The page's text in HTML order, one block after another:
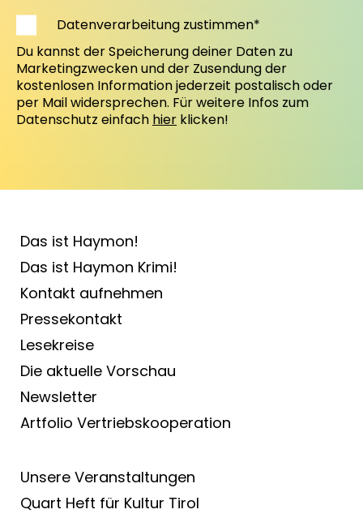
Datenverarbeitung zustimmen*
Du kannst der Speicherung deiner Daten zu
Marketingzwecken und der Zusendung der
kostenlosen Information jederzeit postalisch oder
per Mail widersprechen. Für weitere Infos zum
Datenschutz einfach hier klicken!
Das ist Haymon!
Das ist Haymon Krimi!
Kontakt aufnehmen
Pressekontakt
Lesekreise
Die aktuelle Vorschau
Newsletter
Artfolio Vertriebs­kooperation
Unsere Veranstaltungen
Quart Heft für Kultur Tirol